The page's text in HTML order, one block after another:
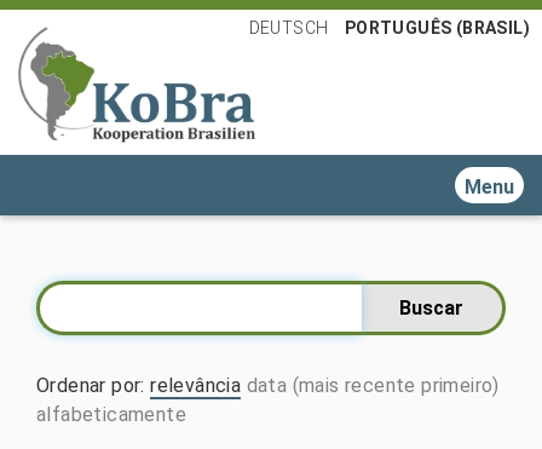
DEUTSCH PORTUGUÊS (BRASIL)
Toggle
Ordenar por:relevância data (mais recente primeiro)
alfabeticamente